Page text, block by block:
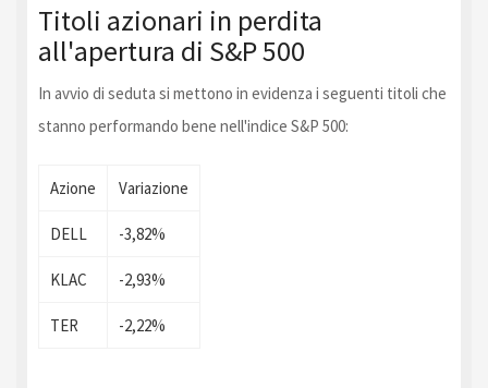
Titoli azionari in perdita
all'apertura di S&P 500
In avvio di seduta si mettono in evidenza i seguenti titoli che
stanno performando bene nell'indice S&P 500:
Azione Variazione
DELL -3,82%
KLAC -2,93%
TER -2,22%